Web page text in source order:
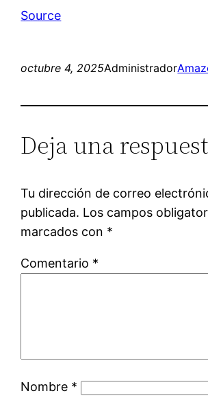
Source
octubre 4, 2025Administrador
Deja una
Tu dirección de correo
publicada. Los campos
marcados con *
Comentario *
Nombre *